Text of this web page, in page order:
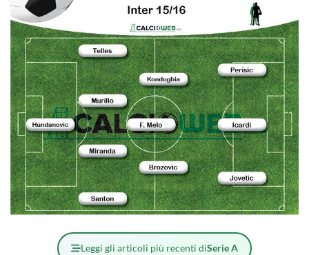
Leggi gli articoli più recenti diSerie A